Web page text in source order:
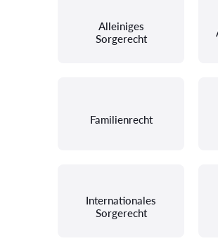
Alleiniges
Sorgerecht
Familienrecht
Internationales
Sorgerecht